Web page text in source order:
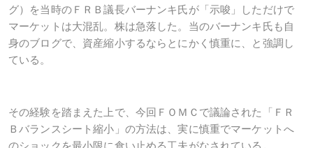
グ）を当時のＦＲＢ議長バーナンキ氏が「示唆」しただけで
マーケットは大混乱。株は急落した。当のバーナンキ氏も自
身のブログで、資産縮小するならとにかく慎重に、と強調し
ている。
その経験を踏まえた上で、今回ＦＯＭＣで議論された「ＦＲ
Ｂバランスシート縮小」の方法は、実に慎重でマーケットへ
のショックを最小限に食い止める工夫がなされている。